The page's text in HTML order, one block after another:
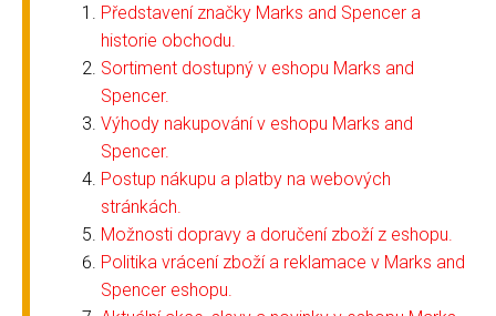
Představení značky Marks and Spencer a
historie obchodu.
Sortiment dostupný v eshopu Marks and
Spencer.
Výhody nakupování v eshopu Marks and
Spencer.
Postup nákupu a platby na webových
stránkách.
Možnosti dopravy a doručení zboží z eshopu.
Politika vrácení zboží a reklamace v Marks and
Spencer eshopu.